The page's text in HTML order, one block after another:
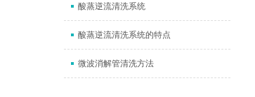
酸蒸逆流清洗系统
酸蒸逆流清洗系统的特点
微波消解管清洗方法